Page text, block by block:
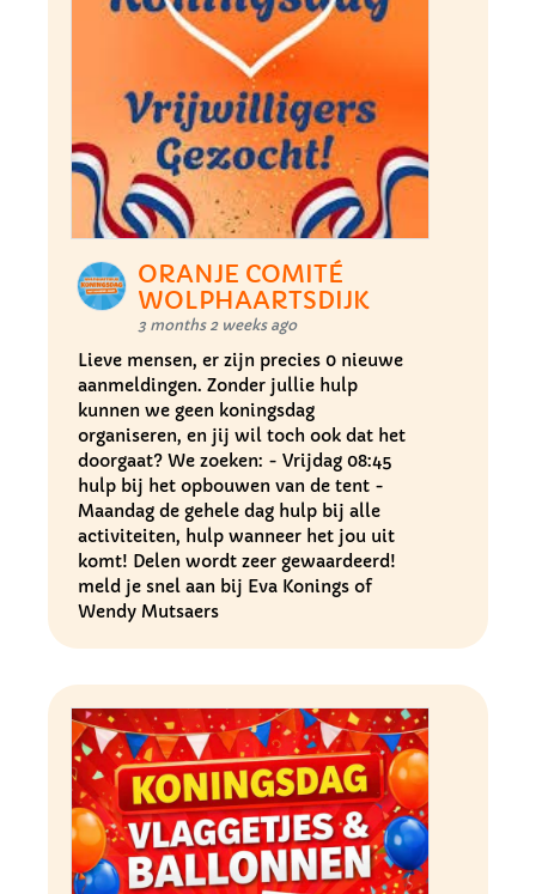
ORANJE COMITÉ
WOLPHAARTSDIJK
3 months 2 weeks ago
Lieve mensen, er zijn precies 0 nieuwe
aanmeldingen. Zonder jullie hulp
kunnen we geen koningsdag
organiseren, en jij wil toch ook dat het
doorgaat? We zoeken: - Vrijdag 08:45
hulp bij het opbouwen van de tent -
Maandag de gehele dag hulp bij alle
activiteiten, hulp wanneer het jou uit
komt! Delen wordt zeer gewaardeerd!
meld je snel aan bij Eva Konings of
Wendy Mutsaers